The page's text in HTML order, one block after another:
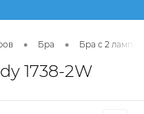
• Бра • Бра с 2
1738-2W